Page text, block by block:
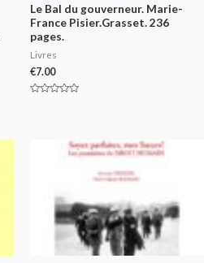
Le Bal du gouverneur. Marie-
France Pisier.Grasset. 236
pages.
Livres
€7.00